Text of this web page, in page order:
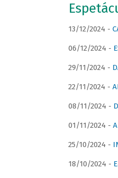
13/12/2024 -
06/12/2024 -
29/11/2024 -
22/11/2024 -
08/11/2024 -
01/11/2024 -
25/10/2024 -
18/10/2024 -